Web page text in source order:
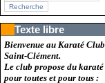
Texte libre
Bienvenue au Karaté Club
Saint-Clément.
Le club propose du karaté
pour toutes et pour tous :